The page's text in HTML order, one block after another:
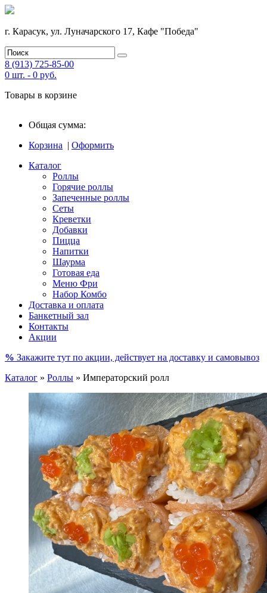
г. Карасук, ул. Луначарского 17, Кафе "Победа"
8 (913) 725-85-00
0 шт. - 0 руб.
Товары в корзине
Общая сумма:
Корзина | Оформить
Каталог
Роллы
Горячие роллы
Запеченные роллы
Сеты
Креветки
Добавки
Пицца
Напитки
Шаурма
Готовая еда
Меню Фри
Набор Комбо
Доставка и оплата
Банкетный зал
Контакты
Акции
% Закажите тут по акции, действует на доставку и самовывоз
Каталог » Роллы » Императорский ролл